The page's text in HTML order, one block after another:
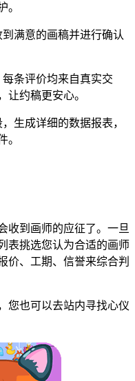
。
满意的画稿并进行确认
条评价均来自真实交
让约稿更安心。
成详细的数据报表，
。
到画师的应征了。一旦
表挑选您认为合适的画师
价、工期、信誉来综合判
也可以去站内寻找心仪